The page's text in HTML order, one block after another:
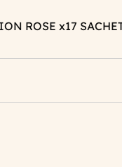
ROSE x17